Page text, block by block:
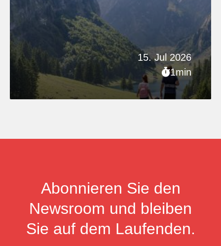
15. Jul 2026
1min
Abonnieren Sie den
Newsroom und bleiben
Sie auf dem Laufenden.